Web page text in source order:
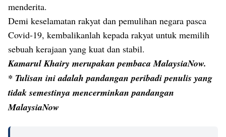
menderita.
Demi keselamatan rakyat dan pemulihan negara pasca
Covid-19, kembalikanlah kepada rakyat untuk memilih
sebuah kerajaan yang kuat dan stabil.
Kamarul Khairy merupakan pembaca MalaysiaNow.
* Tulisan ini adalah pandangan peribadi penulis yang
tidak semestinya mencerminkan pandangan
MalaysiaNow